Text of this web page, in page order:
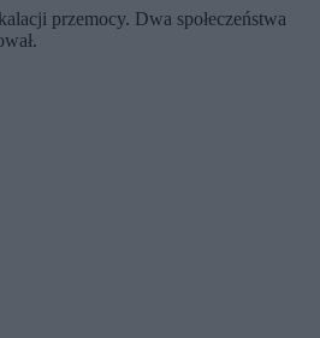
przemocy. Dwa społeczeństwa